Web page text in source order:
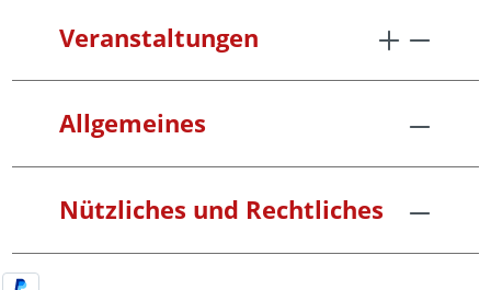
Veranstaltungen
Allgemeines
Nützliches und Rechtliches